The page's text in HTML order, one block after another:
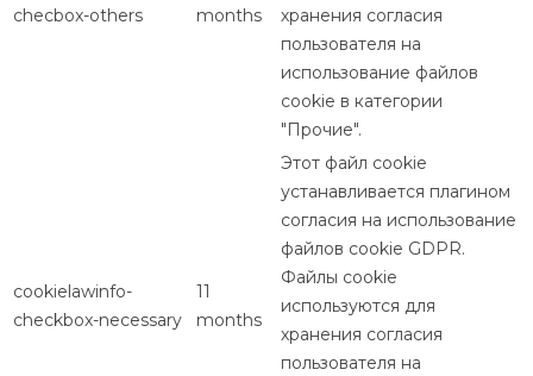
checbox-others
months
хранения согласия
пользователя на
использование файлов
cookie в категории
"Прочие".
cookielawinfo-
checkbox-necessary
11
months
Этот файл cookie
устанавливается плагином
согласия на использование
файлов cookie GDPR.
Файлы cookie
используются для
хранения согласия
пользователя на